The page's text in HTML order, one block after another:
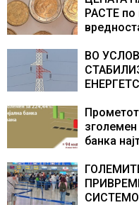
РАСТЕ по
ВО
зголемен
банка